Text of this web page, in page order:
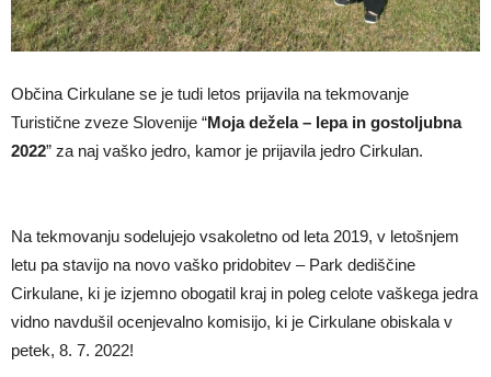
Občina Cirkulane se je tudi letos prijavila na tekmovanje
Turistične zveze Slovenije “Moja dežela – lepa in gostoljubna
2022” za naj vaško jedro, kamor je prijavila jedro Cirkulan.
Na tekmovanju sodelujejo vsakoletno od leta 2019, v letošnjem
letu pa stavijo na novo vaško pridobitev – Park dediščine
Cirkulane, ki je izjemno obogatil kraj in poleg celote vaškega jedra
vidno navdušil ocenjevalno komisijo, ki je Cirkulane obiskala v
petek, 8. 7. 2022!